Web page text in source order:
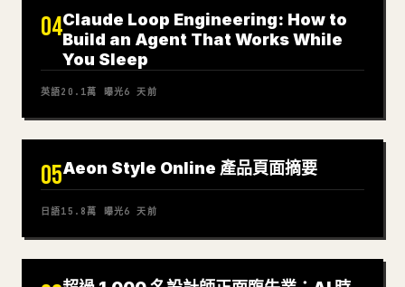
04Claude Loop Engineering: How to
Build an Agent That Works While
You Sleep
英語20.1萬 曝光6 天前
05Aeon Style Online 產品頁面摘要
日語15.8萬 曝光6 天前